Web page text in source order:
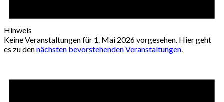
Hinweis
Keine Veranstaltungen für 1. Mai 2026 vorgesehen. Hier geht
es zu dennächsten bevorstehenden Veranstaltungen.